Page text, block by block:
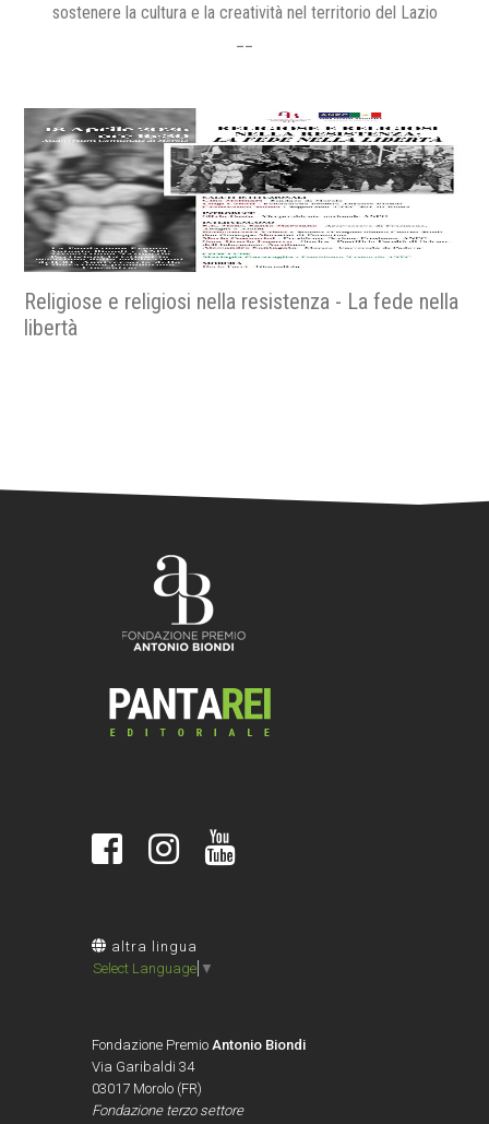
sostenere la cultura e la creatività nel territorio del Lazio
Religiose e religiosi nella resistenza - La fede nella
libertà
altra lingua
Select Language ▼
Fondazione Premio Antonio Biondi
Via Garibaldi 34
03017 Morolo (FR)
Fondazione terzo settore